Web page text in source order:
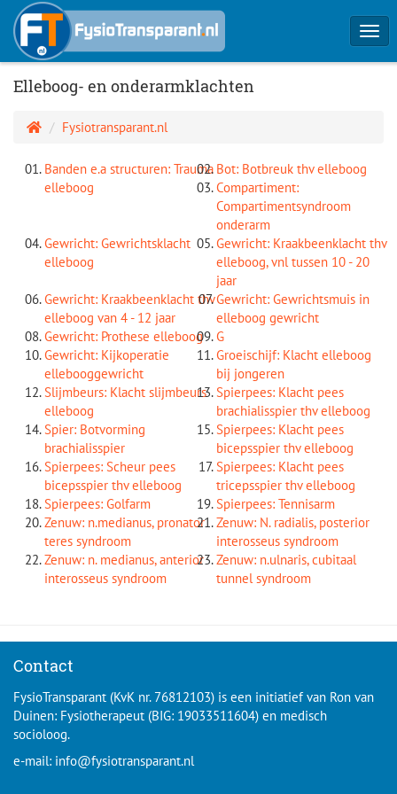
Elleboog- en onderarmklachten
Fysiotransparant.nl
Banden e.a structuren: Trauma
elleboog
Bot: Botbreuk thv elleboog
Compartiment:
Compartimentsyndroom
onderarm
Gewricht: Gewrichtsklacht
elleboog
Gewricht: Kraakbeenklacht thv
elleboog, vnl tussen 10 - 20
jaar
Gewricht: Kraakbeenklacht thv
elleboog van 4 - 12 jaar
Gewricht: Gewrichtsmuis in
elleboog gewricht
Gewricht: Prothese elleboog
G
Gewricht: Kijkoperatie
ellebooggewricht
Groeischijf: Klacht elleboog
bij jongeren
Slijmbeurs: Klacht slijmbeurs
elleboog
Spierpees: Klacht pees
brachialisspier thv elleboog
Spier: Botvorming
brachialisspier
Spierpees: Klacht pees
bicepsspier thv elleboog
Spierpees: Scheur pees
bicepsspier thv elleboog
Spierpees: Klacht pees
tricepsspier thv elleboog
Spierpees: Golfarm
Spierpees: Tennisarm
Zenuw: n.medianus, pronator
teres syndroom
Zenuw: N. radialis, posterior
interosseus syndroom
Zenuw: n. medianus, anterior
interosseus syndroom
Zenuw: n.ulnaris, cubitaal
tunnel syndroom
Contact
FysioTransparant (KvK nr. 76812103) is een initiatief van Ron van
Duinen: Fysiotherapeut (BIG: 19033511604) en medisch
socioloog.
e-mail: info@fysiotransparant.nl